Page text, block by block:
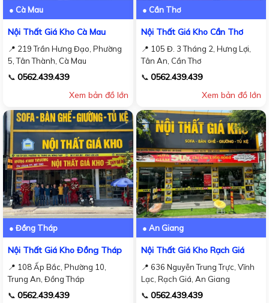
● Cà Mau
Nội Thất Giá Kho Cà Mau
📍 219 Trần Hưng Đạo, Phường
5, Tân Thành, Cà Mau
📞 0562.439.439
Xem bản đồ lớn
● Cần Thơ
Nội Thất Giá Kho Cần Thơ
📍 105 Đ. 3 Tháng 2, Hưng Lợi,
Tân An, Cần Thơ
📞 0562.439.439
Xem bản đồ lớn
● Đồng Tháp
Nội Thất Giá Kho Đồng Tháp
📍 108 Ấp Bắc, Phường 10,
Trung An, Đồng Tháp
📞 0562.439.439
● An Giang
Nội Thất Giá Kho Rạch Giá
📍 636 Nguyễn Trung Trực, Vĩnh
Lạc, Rạch Giá, An Giang
📞 0562.439.439